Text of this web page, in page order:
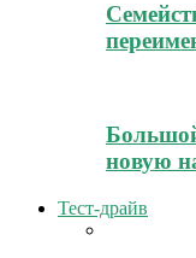
новую
Тест-драйв